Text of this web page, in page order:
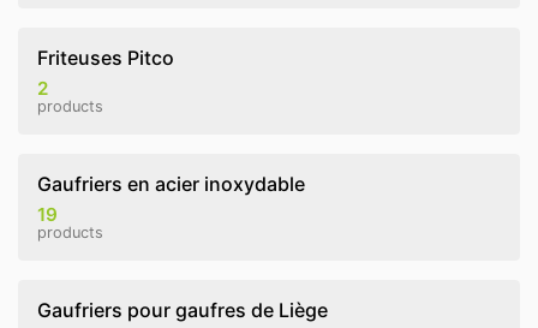
Friteuses Pitco
2
products
Gaufriers en acier inoxydable
19
products
Gaufriers pour gaufres de Liège